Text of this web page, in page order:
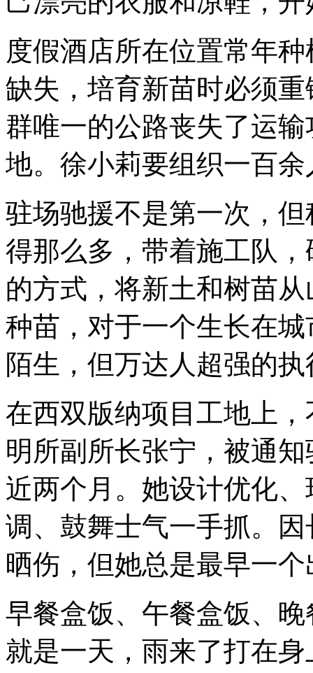
度假酒店所在位置常年
缺失，培育新苗时必须
群唯一的公路丧失了运
地。徐小莉要组织一百
驻场驰援不是第一次，
得那么多，带着施工队
的方式，将新土和树苗
种苗，对于一个生长在
陌生，但万达人超强的
在西双版纳项目工地上
明所副所长张宁，被通
近两个月。她设计优化
调、鼓舞士气一手抓。
晒伤，但她总是最早一
早餐盒饭、午餐盒饭、
就是一天，雨来了打在